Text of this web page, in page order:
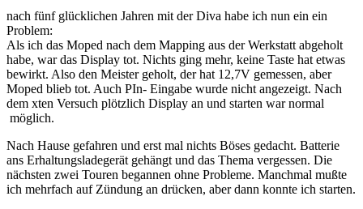
nach fünf glücklichen Jahren mit der Diva habe ich nun ein ein
Problem:
Als ich das Moped nach dem Mapping aus der Werkstatt abgeholt
habe, war das Display tot. Nichts ging mehr, keine Taste hat etwas
bewirkt. Also den Meister geholt, der hat 12,7V gemessen, aber
Moped blieb tot. Auch PIn- Eingabe wurde nicht angezeigt. Nach
dem xten Versuch plötzlich Display an und starten war normal
möglich.
Nach Hause gefahren und erst mal nichts Böses gedacht. Batterie
ans Erhaltungsladegerät gehängt und das Thema vergessen. Die
nächsten zwei Touren begannen ohne Probleme. Manchmal mußte
ich mehrfach auf Zündung an drücken, aber dann konnte ich starten.